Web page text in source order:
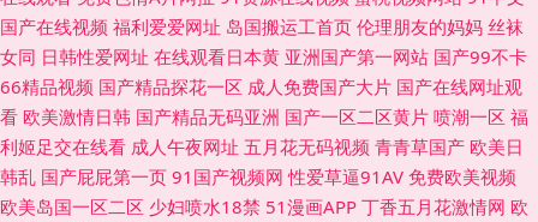
国产在线视频 福利爱爱网址 岛国搬运工首页 伦理朋友的妈妈 丝袜
女同 日韩性爱网址 在线观看日本黄 亚洲国产第一网站 国产99不卡
66精品视频 国产精品探花一区 成人免费国产大片 国产在线网址观
看 欧美激情日韩 国产精品无码亚洲 国产一区二区黄片 喷潮一区 福
利姬足交在线看 成人午夜网址 五月花无码视频 青青草国产 欧美日
韩乱 国产屁屁第一页 91国产视频网 性爱草逼91AV 免费欧美视频
欧美岛国一区二区 少妇喷水18禁 51漫画APP 丁香五月花激情网 欧